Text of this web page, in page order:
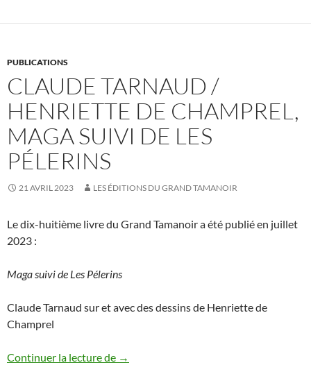
PUBLICATIONS
CLAUDE TARNAUD /
HENRIETTE DE CHAMPREL,
MAGA SUIVI DE LES
PÉLERINS
21 AVRIL 2023 LES ÉDITIONS DU GRAND TAMANOIR
Le dix-huitième livre du Grand Tamanoir a été publié en juillet
2023 :
Maga suivi de Les Pélerins
Claude Tarnaud sur et avec des dessins de Henriette de
Champrel
Continuer la lecture de Claude Tarnaud / Henriette de
→